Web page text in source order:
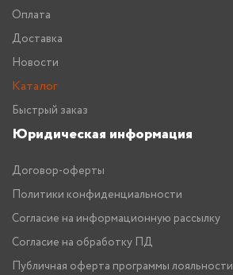
Оплата
Доставка
Новости
Каталог
Быстрый заказ
Юридическая информация
Договор-оферты
Политики конфиденциальности
Согласие на информационную рассылку
Согласие на обработку ПД
Публичная оферта программы лояльности